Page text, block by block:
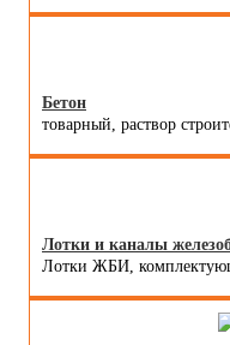
Бетон
товарный, раствор
Лотки и каналы
Лотки ЖБИ,